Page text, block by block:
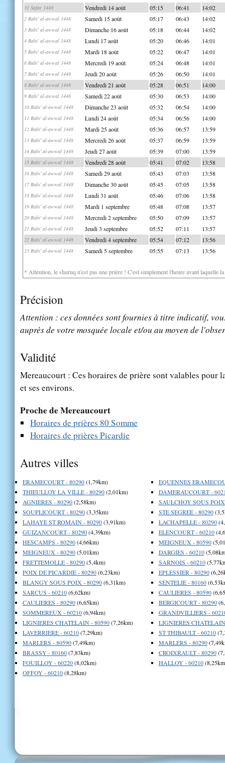
31 Safar 1448 Vendredi 14 août 05:15 06:41 14:02
2 Rabi' al-awwal 1448 Samedi 15 août 05:17 06:43 14:02
3 Rabi' al-awwal 1448 Dimanche 16 août 05:18 06:44 14:02
4 Rabi' al-awwal 1448 Lundi 17 août 05:20 06:46 14:01
5 Rabi' al-awwal 1448 Mardi 18 août 05:22 06:47 14:01
6 Rabi' al-awwal 1448 Mercredi 19 août 05:24 06:48 14:01
7 Rabi' al-awwal 1448 Jeudi 20 août 05:26 06:50 14:01
8 Rabi' al-awwal 1448 Vendredi 21 août 05:28 06:51 14:00
9 Rabi' al-awwal 1448 Samedi 22 août 05:30 06:53 14:00
10 Rabi' al-awwal 1448 Dimanche 23 août 05:32 06:54 14:00
11 Rabi' al-awwal 1448 Lundi 24 août 05:34 06:56 14:00
12 Rabi' al-awwal 1448 Mardi 25 août 05:36 06:57 13:59
13 Rabi' al-awwal 1448 Mercredi 26 août 05:37 06:59 13:59
14 Rabi' al-awwal 1448 Jeudi 27 août 05:39 07:00 13:59
15 Rabi' al-awwal 1448 Vendredi 28 août 05:41 07:02 13:58
16 Rabi' al-awwal 1448 Samedi 29 août 05:43 07:03 13:58
17 Rabi' al-awwal 1448 Dimanche 30 août 05:45 07:05 13:58
18 Rabi' al-awwal 1448 Lundi 31 août 05:46 07:06 13:58
19 Rabi' al-awwal 1448 Mardi 1 septembre 05:48 07:08 13:57
20 Rabi' al-awwal 1448 Mercredi 2 septembre 05:50 07:09 13:57
21 Rabi' al-awwal 1448 Jeudi 3 septembre 05:52 07:11 13:57
22 Rabi' al-awwal 1448 Vendredi 4 septembre 05:54 07:12 13:56
23 Rabi' al-awwal 1448 Samedi 5 septembre 05:55 07:13 13:56
* Attention, le shuruq n'est pas une prière ! C'est simplement l'heure avant laquelle
Précision
Attention : ces données sont fournies à titre indicatif,
auprès de votre mosquée locale et/ou au moyen de
Validité
Mereaucourt : Ces horaires de prière sont valables pour
et ses environs.
Proche de Mereaucourt
Horaires de prières 80 Somme
Horaires de prières Picardie
Autres villes
ERAMECOURT - 80290(1,79km)
THIEULLOY LA VILLE - 80290(2,01km)
AGNIERES - 80290(2,58km)
SOUPLICOURT - 80290(3,35km)
LAHAYE ST ROMAIN - 80290(3,91km)
GUIZANCOURT - 80290(4,39km)
HESCAMPS - 80290(4,66km)
MEIGNEUX - 80290(5,01km)
FRETTEMOLLE - 80290(5,4km)
POIX DE PICARDIE - 80290(6,23km)
BLANGY SOUS POIX - 80290(6,31km)
SARCUS - 60210(6,62km)
CAULIERES - 80290(6,65km)
SOMMEREUX - 60210(6,94km)
LIGNIERES CHATELAIN - 80590(7,26km)
LAVERRIERE - 60210(7,29km)
MARLERS - 80590(7,49km)
BRASSY - 80160(7,83km)
FOUILLOY - 60220(8,02km)
OFFOY - 60210(8,28km)
EQUENNES
DAMERAUCOURT -
SAULCHOY SOUS
STE SEGREE - 80290
LACHAPELLE - 80290
ELENCOURT - 60210
MEIGNEUX - 80590
DARGIES - 60210
SARNOIS - 60210
EPLESSIER - 80290
SENTELIE - 80160
CAULIERES - 80590
BERGICOURT - 80290
GRANDVILLIERS -
LIGNIERES
ST THIBAULT - 60210
MARLERS - 80290
CROIXRAULT - 80290
HALLOY - 60210